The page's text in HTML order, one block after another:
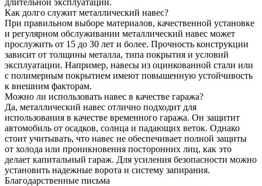
Как долго служит металлический навес?
При правильном выборе материалов, качественной установке
и регулярном обслуживании металлический навес может
прослужить от 15 до 30 лет и более. Прочность конструкции
зависит от толщины металла, типа покрытия и условий
эксплуатации. Например, навесы из оцинкованной стали или
с полимерным покрытием имеют повышенную устойчивость
к внешним факторам.
Можно ли использовать навес в качестве гаража?
Да, металлический навес отлично подходит для
использования в качестве временного гаража. Он защитит
автомобиль от осадков, солнца и падающих веток. Однако
стоит учитывать, что навес не обеспечивает полной защиты
от холода или проникновения посторонних лиц, как это
делает капитальный гараж. Для усиления безопасности можно
установить надежные ворота и систему запирания.
Благодарственные письма